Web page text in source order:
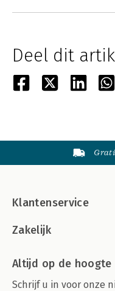
Deel dit
Klantenservice
Zakelijk
Altijd op de hoogte
Schrijf u in voor onze